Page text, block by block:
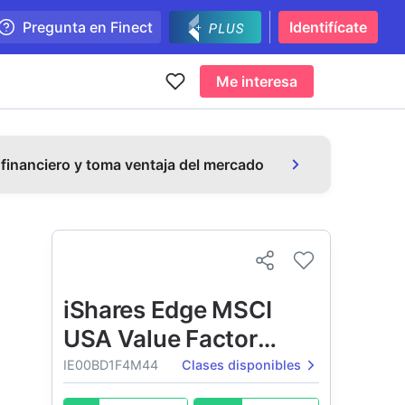
Pregunta en Finect Identifícate
Me interesa
y toma ventaja del mercado
iShares Edge MSCI
USA Value Factor
UCITS ETF
IE00BD1F4M44 Clases disponibles